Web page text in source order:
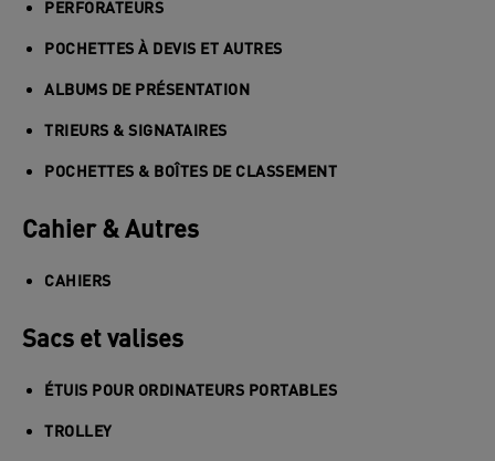
PERFORATEURS
POCHETTES À DEVIS ET AUTRES
ALBUMS DE PRÉSENTATION
TRIEURS & SIGNATAIRES
POCHETTES & BOÎTES DE CLASSEMENT
Cahier & Autres
CAHIERS
Sacs et valises
ÉTUIS POUR ORDINATEURS PORTABLES
TROLLEY